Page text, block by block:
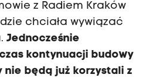
z Radiem Kraków
chciała wywiązać
Jednocześnie
kontynuacji budowy
będą już korzystali z